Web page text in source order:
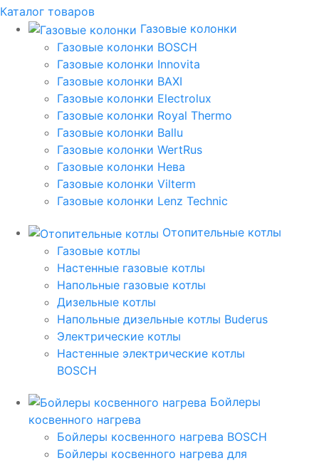
Каталог товаров
Газовые колонки
Газовые колонки BOSCH
Газовые колонки Innovita
Газовые колонки BAXI
Газовые колонки Electrolux
Газовые колонки Royal Thermo
Газовые колонки Ballu
Газовые колонки WertRus
Газовые колонки Нева
Газовые колонки Vilterm
Газовые колонки Lenz Technic
Отопительные котлы
Газовые котлы
Настенные газовые котлы
Напольные газовые котлы
Дизельные котлы
Напольные дизельные котлы Buderus
Электрические котлы
Настенные электрические котлы
BOSCH
Бойлеры
косвенного нагрева
Бойлеры косвенного нагрева BOSCH
Бойлеры косвенного нагрева для